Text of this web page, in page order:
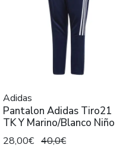
Adidas
Pantalon Adidas Tiro21
TK Y Marino/Blanco Niño
28,00€ 40,0€